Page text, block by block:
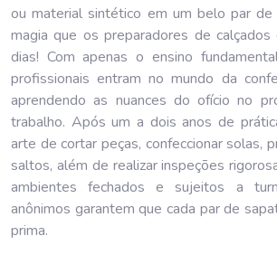
ou material sintético em um belo par
magia que os preparadores de
dias! Com apenas o ensino
profissionais entram no mundo da
aprendendo as nuances do ofício no
trabalho. Após um a dois anos de
arte de cortar peças, confeccionar solas,
saltos, além de realizar inspeções
ambientes fechados e sujeitos a
anônimos garantem que cada par de
prima.